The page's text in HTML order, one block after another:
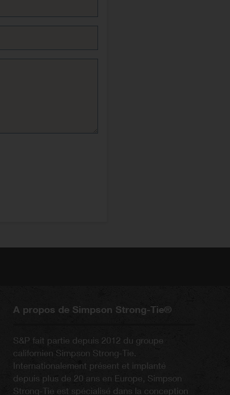
A propos de Simpson Strong-Tie®
S&P fait partie depuis 2012 du groupe
californien Simpson Strong-Tie.
Internationalement présent et implanté
depuis plus de 20 ans en Europe, Simpson
Strong-Tie est spécialisé dans la conception